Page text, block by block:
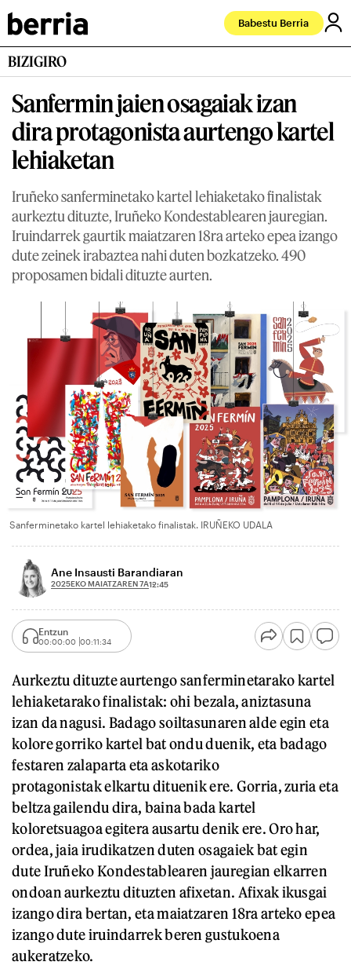
Babestu Berria
BIZIGIRO
Sanfermin jaien osagaiak izan
dira protagonista aurtengo kartel
lehiaketan
Iruñeko sanferminetako kartel lehiaketako finalistak
aurkeztu dituzte, Iruñeko Kondestablearen jauregian.
Iruindarrek gaurtik maiatzaren 18ra arteko epea izango
dute zeinek irabaztea nahi duten bozkatzeko. 490
proposamen bidali dituzte aurten.
Sanferminetako kartel lehiaketako finalistak. IRUÑEKO UDALA
Ane Insausti Barandiaran
2025EKO MAIATZAREN 7A12:45
Entzun
00:00:00 00:11:34
Aurkeztu dituzte aurtengo sanferminetarako kartel
lehiaketarako finalistak: ohi bezala, aniztasuna
izan da nagusi. Badago soiltasunaren alde egin eta
kolore gorriko kartel bat ondu duenik, eta badago
festaren zalaparta eta askotariko
protagonistak elkartu dituenik ere. Gorria, zuria eta
beltza gailendu dira, baina bada kartel
koloretsuagoa egitera ausartu denik ere. Oro har,
ordea, jaia irudikatzen duten osagaiek bat egin
dute Iruñeko Kondestablearen jauregian elkarren
ondoan aurkeztu dituzten afixetan. Afixak ikusgai
izango dira bertan, eta maiatzaren 18ra arteko epea
izango dute iruindarrek beren gustukoena
aukeratzeko.